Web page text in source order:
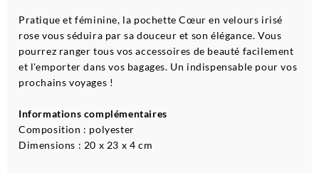
Pratique et féminine, la pochette Cœur en velours irisé
rose vous séduira par sa douceur et son élégance. Vous
pourrez ranger tous vos accessoires de beauté facilement
et l'emporter dans vos bagages. Un indispensable pour vos
prochains voyages !
Informations complémentaires
Composition : polyester
Dimensions : 20 x 23 x 4 cm